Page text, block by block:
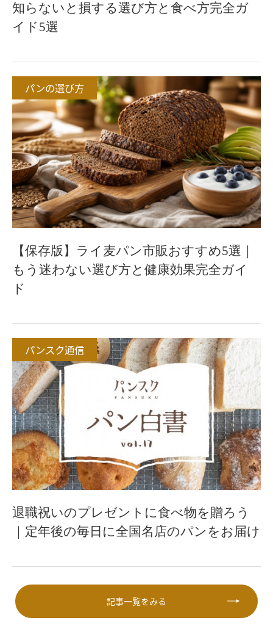
知らないと損する選び方と食べ方完全ガ
イド5選
パンの選び方
【保存版】ライ麦パン市販おすすめ5選｜
もう迷わない選び方と健康効果完全ガイ
ド
パンスク通信
退職祝いのプレゼントに食べ物を贈ろう
｜定年後の毎日に全国名店のパンをお届け
記事一覧をみる